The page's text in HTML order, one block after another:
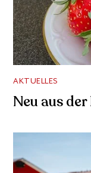
AKTUELLES
Neu aus